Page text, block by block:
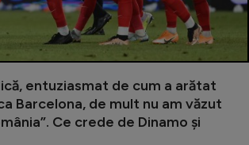
entuziasmat de cum a arătat
Barcelona, de mult nu am văzut
Ce crede de Dinamo și